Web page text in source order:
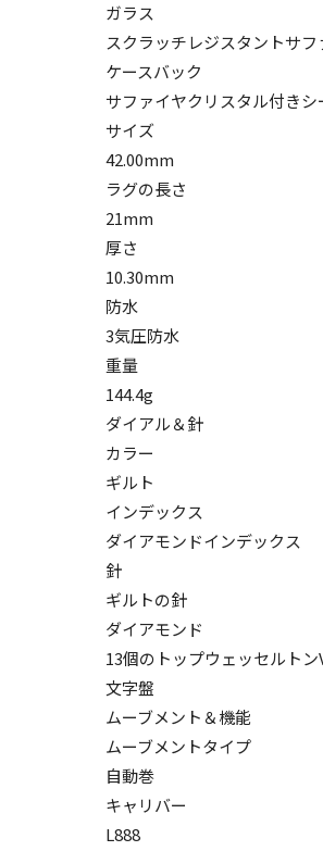
ガラス
スクラッチレジスタントサ
ケースバック
サファイヤクリスタル付き
サイズ
42.00mm
ラグの長さ
21mm
厚さ
10.30mm
防水
3気圧防水
重量
144.4g
ダイアル＆針
カラー
ギルト
インデックス
ダイアモンドインデックス
針
ギルトの針
ダイアモンド
13個のトップウェッセルト
文字盤
ムーブメント＆機能
ムーブメントタイプ
自動巻
キャリバー
L888